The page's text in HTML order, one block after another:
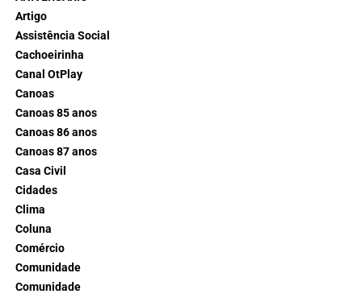
Artigo
Assistência Social
Cachoeirinha
Canal OtPlay
Canoas
Canoas 85 anos
Canoas 86 anos
Canoas 87 anos
Casa Civil
Cidades
Clima
Coluna
Comércio
Comunidade
Comunidade